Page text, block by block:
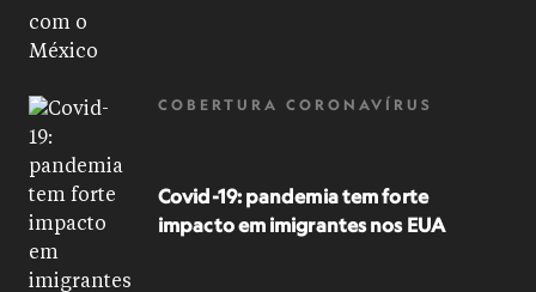
COBERTURA CORONAVÍRUS
Covid-19: pandemia tem forte
impacto em imigrantes nos EUA